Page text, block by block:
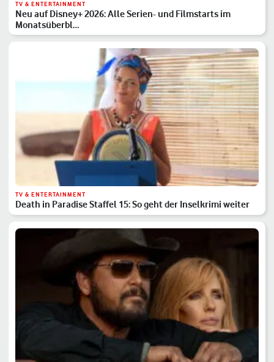
TV & ENTERTAINMENT
Neu auf Disney+ 2026: Alle Serien- und Filmstarts im
Monatsüberbl…
TV & ENTERTAINMENT
Death in Paradise Staffel 15: So geht der Inselkrimi weiter